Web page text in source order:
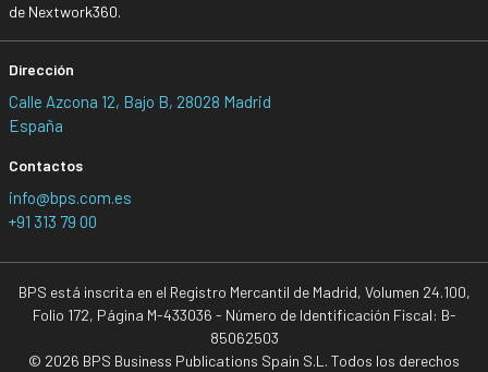
de Nextwork360.
Dirección
Calle Azcona 12, Bajo B, 28028 Madrid
España
Contactos
info@bps.com.es
+91 313 79 00
BPS está inscrita en el Registro Mercantil de Madrid, Volumen 24.100,
Folio 172, Página M-433036 - Número de Identificación Fiscal: B-
85062503
© 2026 BPS Business Publications Spain S.L. Todos los derechos